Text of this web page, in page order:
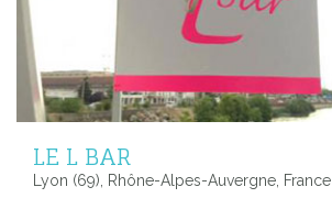
LE L BAR
Lyon (69), Rhône-Alpes-Auvergne, France